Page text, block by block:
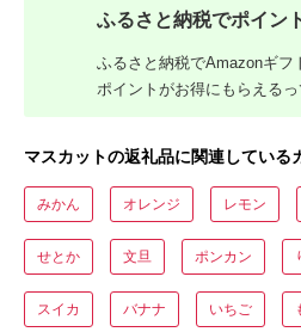
ふるさと納税でポイン
ふるさと納税でAmazonギフ
ポイントがお得にもらえる
マスカットの返礼品に関連している
みかん オレンジ レモン
せとか 文旦 ポンカン
スイカ バナナ いちご